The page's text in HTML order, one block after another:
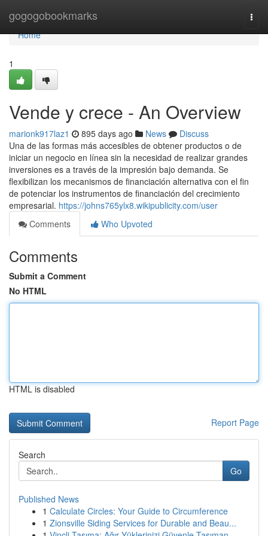
gogogobookmarks
Home
Home
1
Vende y crece - An Overview
marionk917laz1 895 days ago News
Discuss
Una de las formas más accesibles de obtener productos o de
iniciar un negocio en línea sin la necesidad de realizar grandes
inversiones es a través de la impresión bajo demanda. Se
flexibilizan los mecanismos de financiación alternativa con el fin
de potenciar los instrumentos de financiación del crecimiento
empresarial. https://johns765ylx8.wikipublicity.com/user
Comments
Who Upvoted
Comments
Submit a Comment
No HTML
HTML is disabled
Report Page
Search
Go
Published News
1 Calculate Circles: Your Guide to Circumference
1 Zionsville Siding Services for Durable and Beau...